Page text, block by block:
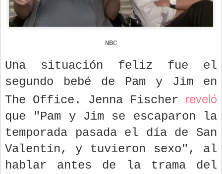
NBC
Una situación feliz fue el
segundo bebé de Pam y Jim en
The Office. Jenna Fischer reveló
que "Pam y Jim se escaparon la
temporada pasada el día de San
Valentín, y tuvieron sexo", al
hablar antes de la trama del